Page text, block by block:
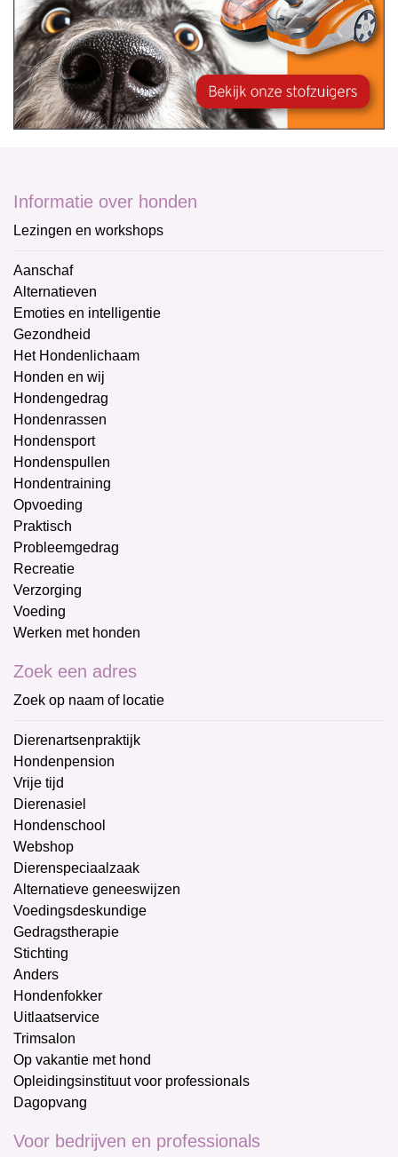
Informatie over honden
Lezingen en workshops
Aanschaf
Alternatieven
Emoties en intelligentie
Gezondheid
Het Hondenlichaam
Honden en wij
Hondengedrag
Hondenrassen
Hondensport
Hondenspullen
Hondentraining
Opvoeding
Praktisch
Probleemgedrag
Recreatie
Verzorging
Voeding
Werken met honden
Zoek een adres
Zoek op naam of locatie
Dierenartsenpraktijk
Hondenpension
Vrije tijd
Dierenasiel
Hondenschool
Webshop
Dierenspeciaalzaak
Alternatieve geneeswijzen
Voedingsdeskundige
Gedragstherapie
Stichting
Anders
Hondenfokker
Uitlaatservice
Trimsalon
Op vakantie met hond
Opleidingsinstituut voor professionals
Dagopvang
Voor bedrijven en professionals